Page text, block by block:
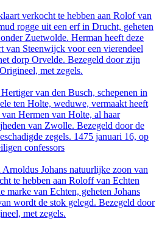
verkocht te hebben aan Rolof van
rogge uit een erf in Drucht, geheten
Zuetwolde. Herman heeft deze
van Steenwijck voor een vierendeel
dorp Orvelde. Bezegeld door zijn
met zegels.
van den Busch, schepenen in
ten Holte, weduwe, vermaakt heeft
Hermen van Holte, al haar
van Zwolle. Bezegeld door de
zegels. 1475 januari 16, op
confessors
Johans natuurlijke zoon van
te hebben aan Roloff van Echten
marke van Echten, geheten Johans
wordt de stok gelegd. Bezegeld door
met zegels.